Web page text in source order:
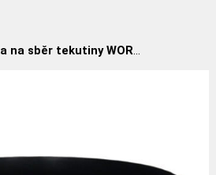
Nádoba na sběr tekutiny WORMbox